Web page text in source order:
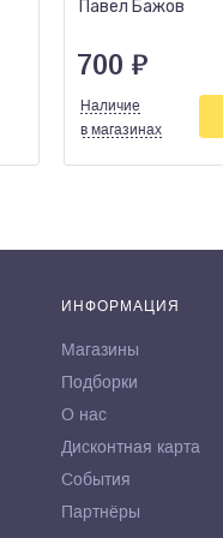
Павел Бажов
700 ₽
Наличие
в магазинах
ИНФОРМАЦИЯ
Магазины
Подборки
О нас
Дисконтная карта
События
Партнёры